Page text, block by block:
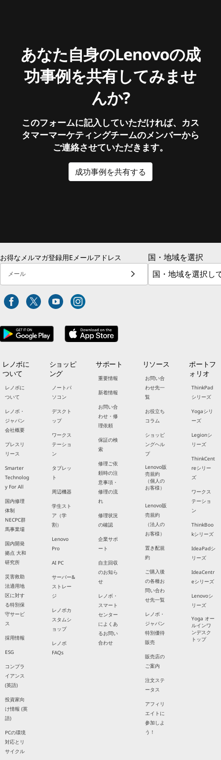
あなた自身のLenovoの成
功事例を共有してみませ
んか?
このフォームに記入していただければ、カス
タマーマーケティングチームのメンバーから
ご連絡させていただきます。
成功事例を共有する
お得なメルマガ登録用Eメールアドレス
メール
国・地域を選択
レノボに
ついて
レノボに
ついて
レノボ・
ジャパン
会社概要
プレスリ
リース
Smarter
Technolog
y For All
国内修理
体制
NECPC群
馬事業場
国内開発
拠点 大和
研究所
災害救助
法適用地
区に対す
る特別保
守サービ
ス
採用情報
ESG
コンプラ
イアンス
(英語)
投資家向
け情報 (英
語)
PCの環境
対応とリ
サイクル
ショッピ
ング
ノートパ
ソコン
デスクト
ップ
ワークス
テーショ
ン
タブレッ
ト
周辺機器
学生スト
ア（学
割）
Lenovo
Pro
AI PC
サーバー&
ストレー
ジ
レノボカ
スタムシ
ョップ
レノボ
FAQs
サポート
重要情報
新着情報
お問い合
わせ・修
理依頼
保証の検
索
修理ご依
頼時の注
意事項・
修理の流
れ
修理状況
の確認
企業サポ
ート
自主回収
のお知ら
せ
レノボ・
スマート
センター
によくあ
るお問い
合わせ
リソース
お問い合
わせ先一
覧
お役立ち
コラム
ショッピ
ングヘル
プ
Lenovo販
売規約
（個人の
お客様）
Lenovo販
売規約
（法人の
お客様）
置き配規
約
ご購入後
の各種お
問い合わ
せ先一覧
レノボ・
ジャパン
特別優待
販売
販売店の
ご案内
注文ステ
ータス
アフィリ
エイトに
参加しよ
う！
ポートフ
ォリオ
ThinkPad
シリーズ
Yogaシリ
ーズ
Legionシ
リーズ
ThinkCent
reシリー
ズ
ワークス
テーショ
ン
ThinkBoo
kシリーズ
IdeaPadシ
リーズ
IdeaCentr
eシリーズ
Lenovoシ
リーズ
Yoga オー
ルインワ
ンデスク
トップ